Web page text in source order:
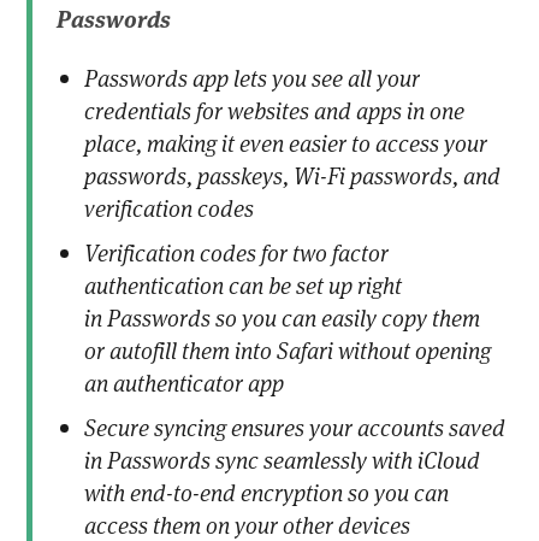
Passwords
Passwords app lets you see all your
credentials for websites and apps in one
place, making it even easier to access your
passwords, passkeys, Wi-Fi passwords, and
verification codes
Verification codes for two factor
authentication can be set up right
in Passwords so you can easily copy them
or autofill them into Safari without opening
an authenticator app
Secure syncing ensures your accounts saved
in Passwords sync seamlessly with iCloud
with end-to-end encryption so you can
access them on your other devices